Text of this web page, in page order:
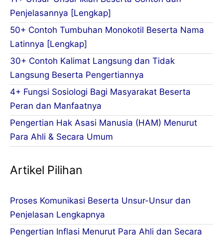
Penjelasannya [Lengkap]
50+ Contoh Tumbuhan Monokotil Beserta Nama
Latinnya [Lengkap]
30+ Contoh Kalimat Langsung dan Tidak
Langsung Beserta Pengertiannya
4+ Fungsi Sosiologi Bagi Masyarakat Beserta
Peran dan Manfaatnya
Pengertian Hak Asasi Manusia (HAM) Menurut
Para Ahli & Secara Umum
Artikel Pilihan
Proses Komunikasi Beserta Unsur-Unsur dan
Penjelasan Lengkapnya
Pengertian Inflasi Menurut Para Ahli dan Secara